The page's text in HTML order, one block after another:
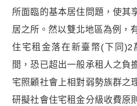
所面臨的基本居住問題，使其
居之所。然以雙北地區為例，
住宅租金落在新臺幣(下同)2
間，恐已超出一般承租人之負
宅照顧社會上相對弱勢族群之
研擬社會住宅租金分級收費原